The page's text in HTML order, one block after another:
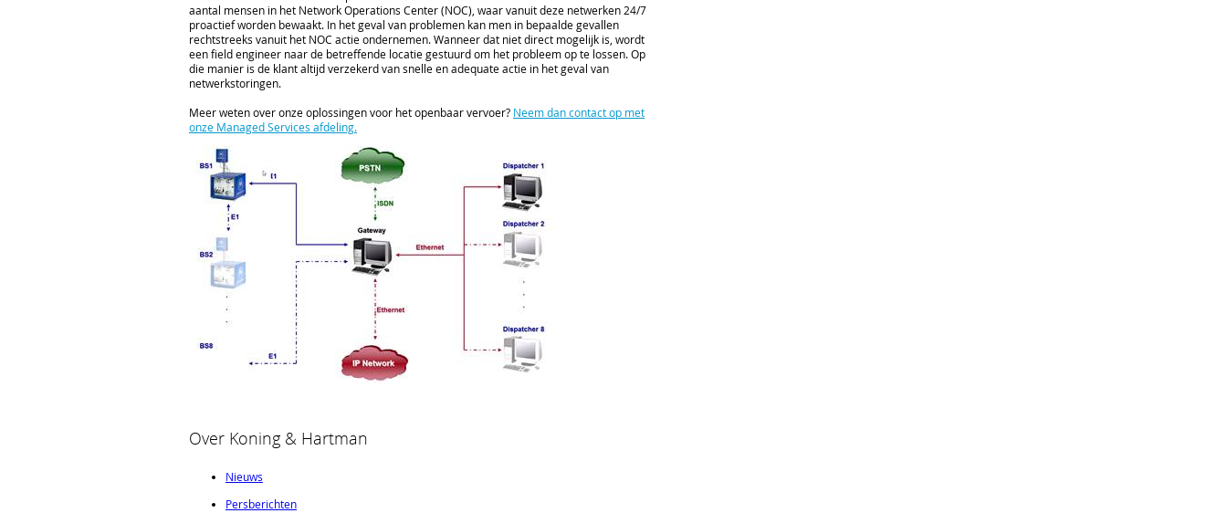
aantal mensen in het Network Operations Center (NOC), waar vanuit deze netwerken 24/7
proactief worden bewaakt. In het geval van problemen kan men in bepaalde gevallen
rechtstreeks vanuit het NOC actie ondernemen. Wanneer dat niet direct mogelijk is, wordt
een field engineer naar de betreffende locatie gestuurd om het probleem op te lossen. Op
die manier is de klant altijd verzekerd van snelle en adequate actie in het geval van
netwerkstoringen.
Meer weten over onze oplossingen voor het openbaar vervoer? Neem dan contact op met
onze Managed Services afdeling.
Over Koning & Hartman
Nieuws
Persberichten